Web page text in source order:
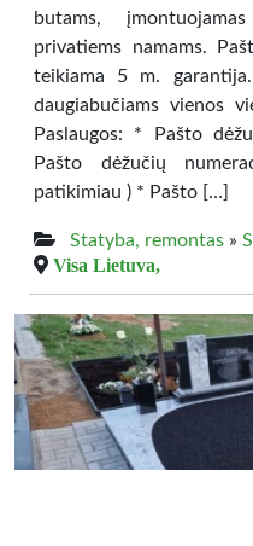
butams,
privatiems namams.
teikiama 5 m.
daugiabučiams vienos
Paslaugos: * Pašto
Pašto dėžučių
patikimiau ) * Pašto […]
Statyba, remontas »
Visa Lietuva,